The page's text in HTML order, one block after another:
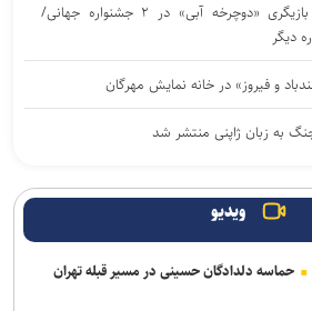
نامزدی بهترین فیلم و بازیگری «دوچرخه آبی» در ۲ جشنواره جهانی/
و فیروز» در خانه نمایش مهرگان
به زبان ژاپنی منتشر شد
را زیست و سرود
که از سر گذراندیم و فردایی که پیش رو داریم
ویدیو
حماسه دلدادگان حسینی در مسیر قبله تهران